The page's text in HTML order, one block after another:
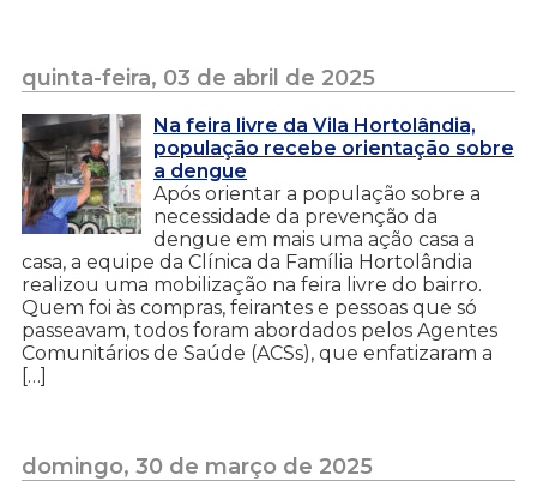
quinta-feira, 03 de abril de 2025
Na feira livre da Vila Hortolândia,
população recebe orientação sobre
a dengue
Após orientar a população sobre a
necessidade da prevenção da
dengue em mais uma ação casa a
casa, a equipe da Clínica da Família Hortolândia
realizou uma mobilização na feira livre do bairro.
Quem foi às compras, feirantes e pessoas que só
passeavam, todos foram abordados pelos Agentes
Comunitários de Saúde (ACSs), que enfatizaram a
[…]
domingo, 30 de março de 2025